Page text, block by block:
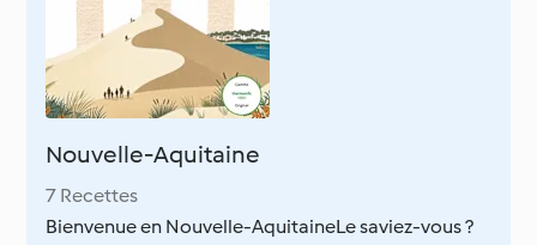
Nouvelle-Aquitaine
7 Recettes
Bienvenue en Nouvelle-AquitaineLe saviez-vous ?